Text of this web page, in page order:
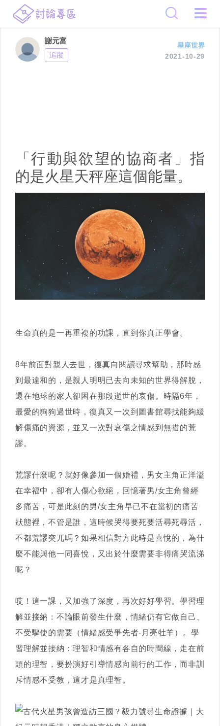
謝元富
追蹤
星座世界
2021-10-29
「行動與欲望的協商者」指
的是火星天秤座這個能量。
生命真的是一再重複的功課，直到你真正學會。
8年前面對親人去世，復真向閱讀尋求幫助，那時感
到最違和的，是親人明明已去向未知的世界得解脫，
還在地球的家人卻困在那段逝世的哀傷。時隔6年，
最愛的狗狗過世時，復真又一次到圖書館尋找能夠緩
解傷痛的資源，並又一次對哀傷之情感到無措的荒
謬。
荒謬什麼呢？就好像參加一個婚禮，男女主角正洋溢
在幸福中，卻有人傷心欲絕，回憶著男/女主角曾經
多痛苦，可是此刻的男/女主角早已不在當初的痛苦
狀態裡，不管是誰，這時候哭得要死要活尋死尋活，
不都荒謬突兀嗎？如果相信對方此時是喜悅的，為什
麼不能與他一同喜悅，又出於什麼需要非得痛哭流涕
呢？
哎！這一課，又加強了深度，再次好好學習。學習理
解並接納：不論眼前發生什麼，情緒仍有它做自己、
不受驅使的需要（情緒感受爭先者-月亮牡羊）。學
習理解並接納：理智和情感有各自的時間線，走在前
頭的理智，要扮演好引導情感向前行的工作，而非訓
斥情感不受教，這才是真理智。